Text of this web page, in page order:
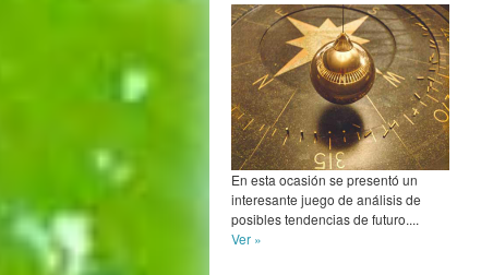
En esta ocasión se presentó un
interesante juego de análisis de
posibles tendencias de futuro....
Ver »